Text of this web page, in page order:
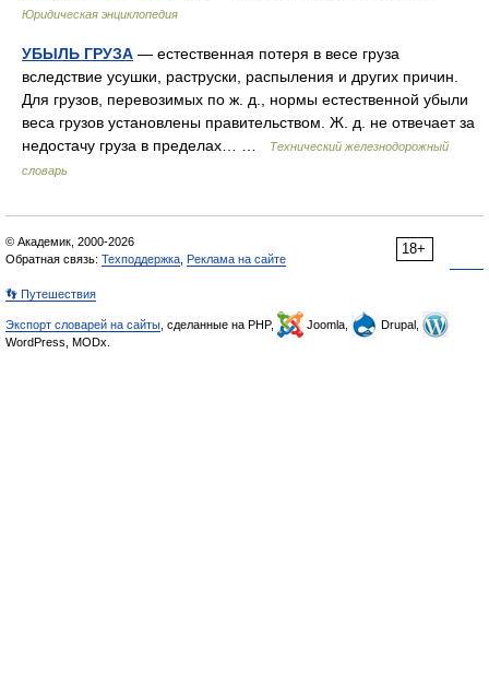
Юридическая энциклопедия
УБЫЛЬ ГРУЗА — естественная потеря в весе груза
вследствие усушки, раструски, распыления и других причин.
Для грузов, перевозимых по ж. д., нормы естественной убыли
веса грузов установлены правительством. Ж. д. не отвечает за
недостачу груза в пределах… …
Технический железнодорожный
словарь
18+
© Академик, 2000-2026
Обратная связь: Техподдержка Реклама на сайте
👣 Путешествия
Экспорт словарей на сайты , сделанные на PHP, Joomla,
Drupal,
WordPress, MODx.